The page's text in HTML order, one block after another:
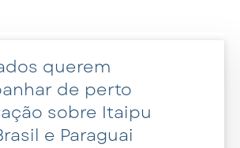
querem
de perto
sobre Itaipu
e Paraguai